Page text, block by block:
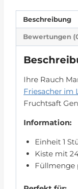
Beschreibung
Bewertungen
Ihre Rauch
Friesacher im
Fruchtsaft
Information:
Einheit 1
Kiste mit
Füllmenge